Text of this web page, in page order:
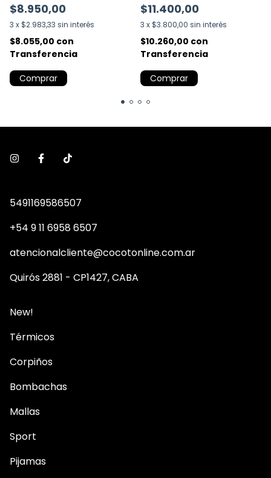
$8.950,00
3 x $2.983,33 sin interés
$8.055,00 con
Transferencia
Comprar
$11.400,00
3 x $3.800,00 sin interés
$10.260,00 con
Transferencia
Comprar
5491169586507
+54 9 11 6958 6507
atencionalcliente@cocotonline.com.ar
Quirós 2881 - CP1427, CABA
New!
Térmicos
Corpiños
Bombachas
Mallas
Sport
Pijamas